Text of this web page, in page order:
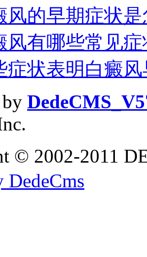
风的早期症状
风有哪些常见
症状表明白癜
© 2002-2011
DedeCms